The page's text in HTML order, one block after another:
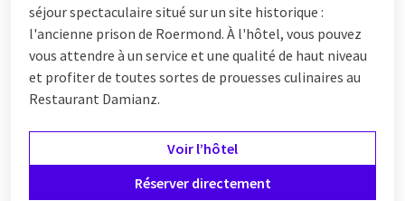
séjour spectaculaire situé sur un site historique :
l'ancienne prison de Roermond. À l'hôtel, vous pouvez
vous attendre à un service et une qualité de haut niveau
et profiter de toutes sortes de prouesses culinaires au
Restaurant Damianz.
Voir l’hôtel
Réserver directement